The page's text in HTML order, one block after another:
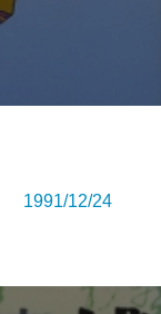
1991/12/24